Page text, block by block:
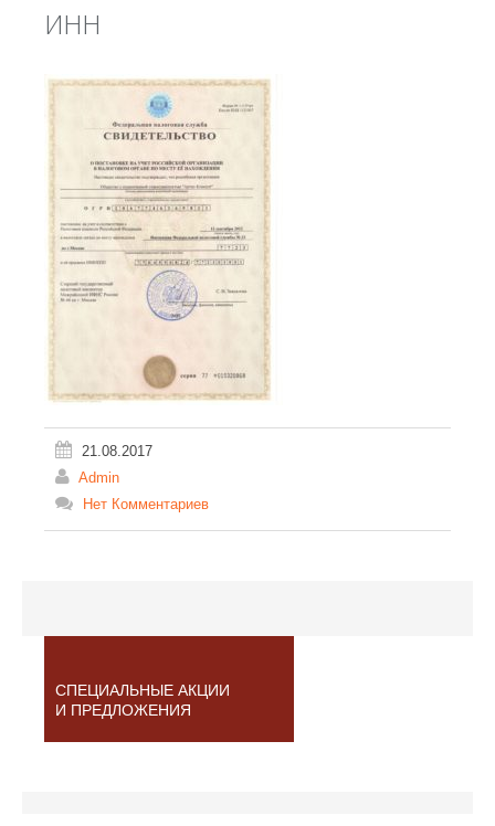
ИНН
21.08.2017
Admin
Нет Комментариев
СПЕЦИАЛЬНЫЕ АКЦИИ
И ПРЕДЛОЖЕНИЯ